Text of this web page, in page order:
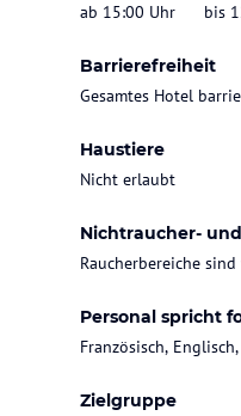
ab 15:00 Uhr
bis
Barrierefreiheit
Gesamtes Hotel
Haustiere
Nicht erlaubt
Nichtraucher-
Raucherbereiche
Personal spricht
Französisch,
Zielgruppe